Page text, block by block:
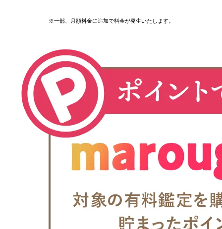
※一部、月額料金に追加で料金が発生いたします。